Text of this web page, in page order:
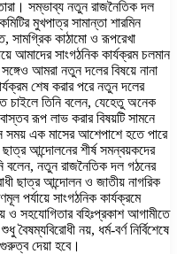
সম্ভাব্য নতুন রাজনৈতিক দল
মুখপাত্র সামান্তা শারমিন
সামগ্রিক কাঠামো ও রূপরেখা
আমাদের সাংগঠনিক কার্যক্রম চলমান
আমরা নতুন দলের বিষয়ে নানা
শেষ করার পরে নতুন দলের
চাইলে তিনি বলেন, যেহেতু অনেক
রূপ লাভ করার বিষয়টি সামনে
এক মাসের আশেপাশে হতে পারে
আন্দোলনের শীর্ষ সমন্বয়কদের
বলেন, নতুন রাজনৈতিক দল গঠনের
ছাত্র আন্দোলন ও জাতীয় নাগরিক
পর্যায়ে সাংগঠনিক কার্যক্রমে
সহযোগিতার বহিঃপ্রকাশ আগামীতে
নয়, ধর্ম-বর্ণ নির্বিশেষে
দেয়া হবে।